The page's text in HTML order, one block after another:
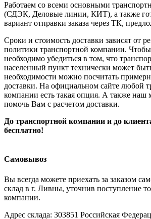
Работаем со всеми основными
(СДЭК, Деловые линии, КИТ), а также
вариант отправки заказа через ТК,
Сроки и стоимость доставки зависят от
политики транспортной компании.
необходимо убедиться в том, что
населенный пункт технически может
необходимости можно посчитать
доставки. На официальном сайте любой
компании есть такая опция. А также наш
помочь Вам с расчетом доставки.
До транспортной компании и до
бесплатно!
Самовывоз
Вы всегда можете приехать за заказом
склад в г. Ливны, уточнив поступление
компании.
Адрес склада: 303851 Российская